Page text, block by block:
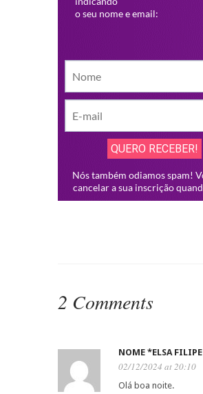
2 Comments
NOME *ELSA FILIPE
02/12/2024 at 20:10
Olá boa noite.